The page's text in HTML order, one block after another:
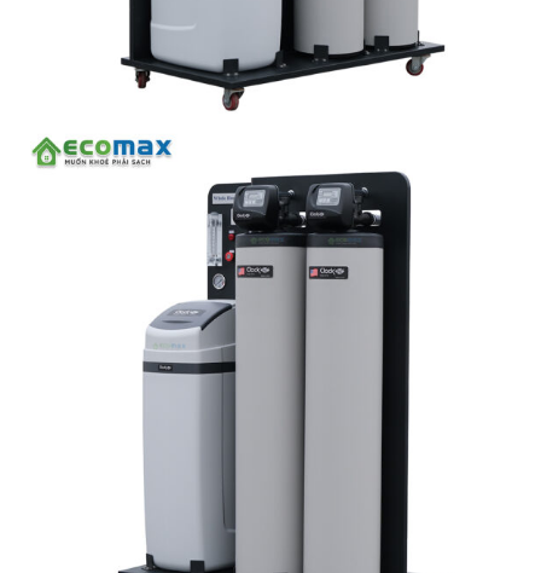
Kiến Thức Chia sẻ
Tư Vấn Giải Pháp
Tìm kiếm:
Tìm kiếm: